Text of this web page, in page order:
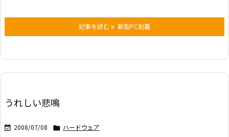
記事を読む 新型PC到着
うれしい悲鳴
 2008/07/08  ハードウェア